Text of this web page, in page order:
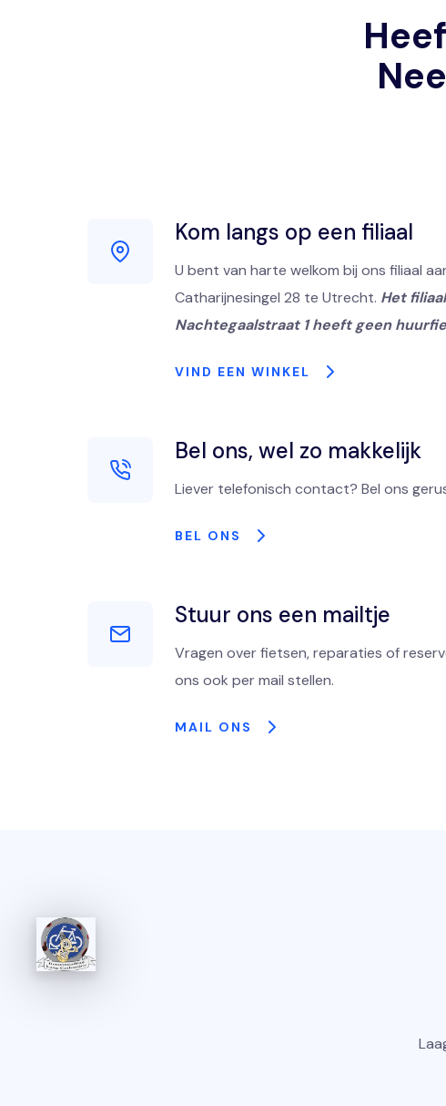
Kom langs op een filiaal
U bent van harte welkom bij ons filiaal
Catharijnesingel 28 te Utrecht. Het
Nachtegaalstraat 1 heeft geen
VIND EEN WINKEL
Bel ons, wel zo makkelijk
Liever telefonisch contact? Bel ons
BEL ONS
Stuur ons een mailtje
Vragen over fietsen, reparaties of
ons ook per mail stellen.
MAIL ONS